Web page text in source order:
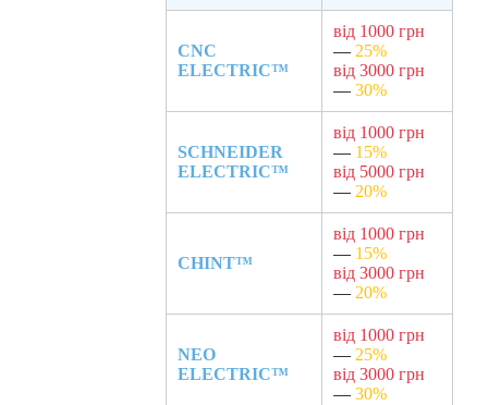
CNC
ELECTRIC™
від 1000 грн
— 25%
від 3000 грн
— 30%
SCHNEIDER
ELECTRIC™
від 1000 грн
— 15%
від 5000 грн
— 20%
CHINT™
від 1000 грн
— 15%
від 3000 грн
— 20%
NEO
ELECTRIC™
від 1000 грн
— 25%
від 3000 грн
— 30%